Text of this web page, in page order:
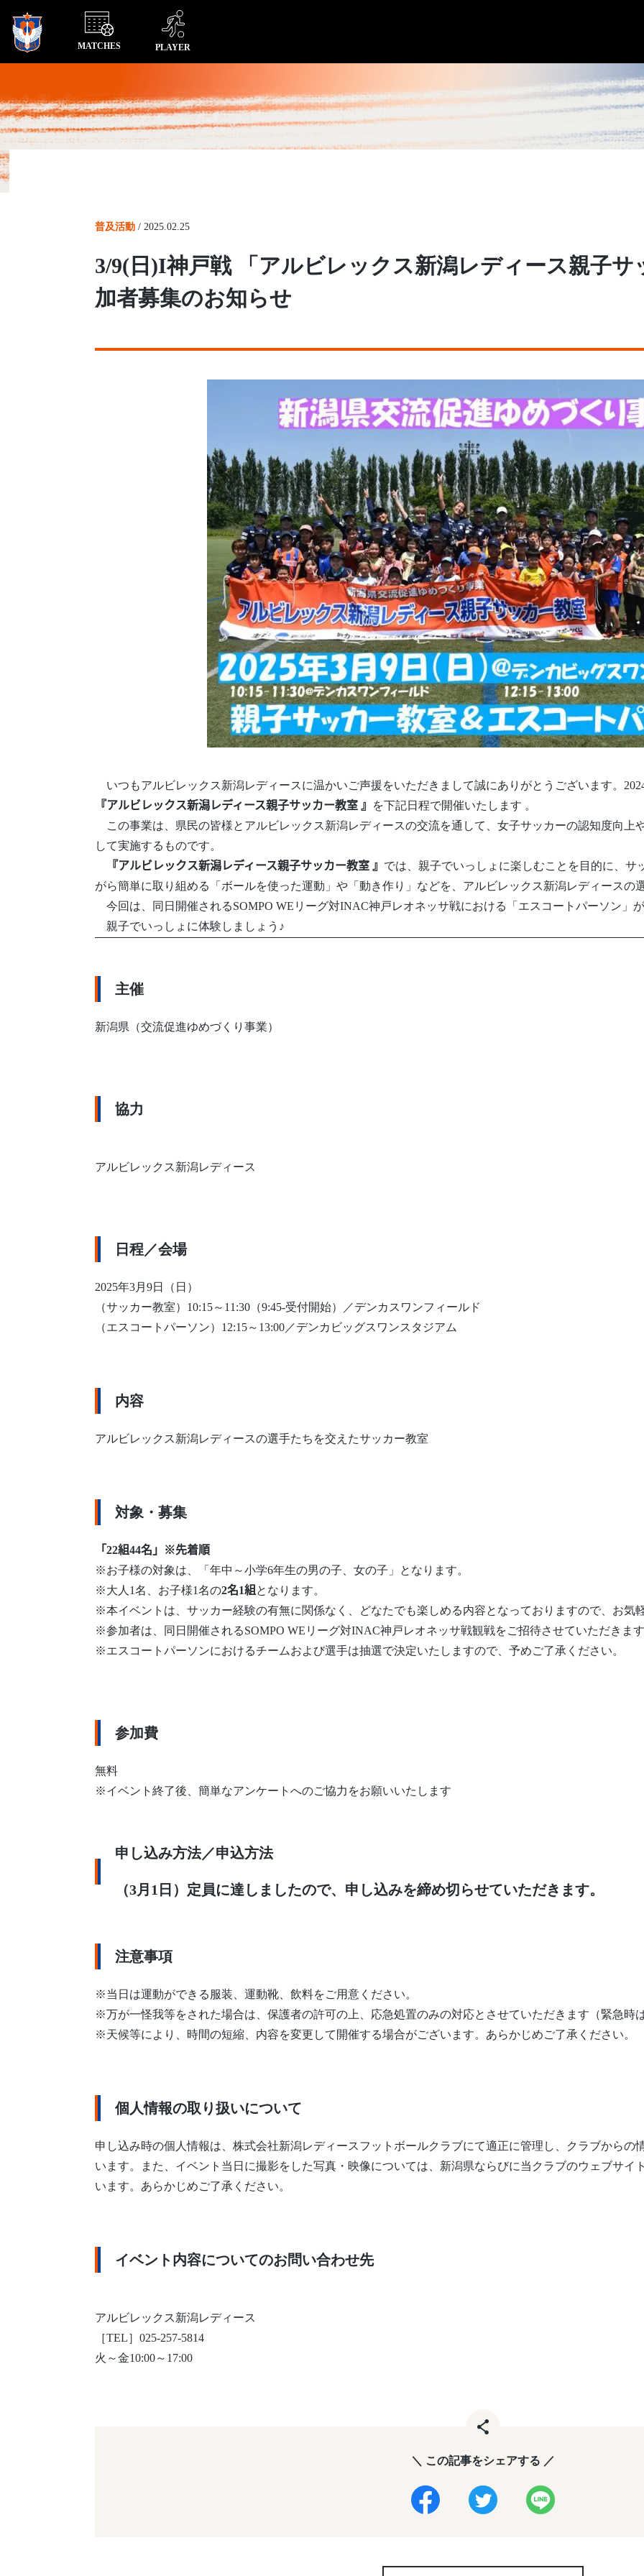
MATCHES PLAYER
普及活動 / 2025.02.25
3/9(日)I神戸戦 「アルビレックス新潟レディース親子サ
加者募集のお知らせ
いつもアルビレックス新潟レディースに温かいご声援をいただきまして誠にありがとうございます。
『アルビレックス新潟レディース親子サッカー教室 』
を下記日程で開催いたします 。
この事業は、県民の皆様とアルビレックス新潟レディースの交流を通して、女子サッカーの認知度向上
して実施するものです。
『アルビレックス新潟レディース親子サッカー教室 』 では、親子でいっしょに楽しむことを目的に、
がら簡単に取り組める「ボールを使った運動」や「動き作り」などを、アルビレックス新潟レディースの
今回は、同日開催されるSOMPO WEリーグ対INAC神戸レオネッサ戦における「エスコートパーソン」
親子でいっしょに体験しましょう♪
主催
新潟県（交流促進ゆめづくり事業）
協力
アルビレックス新潟レディース
日程／会場
2025年3月9日（日）
（サッカー教室）10:15～11:30（9:45-受付開始）／デンカスワンフィールド
（エスコートパーソン）12:15～13:00／デンカビッグスワンスタジアム
内容
アルビレックス新潟レディースの選手たちを交えたサッカー教室
対象・募集
「22組44名」※先着順
※お子様の対象は、「年中～小学6年生の男の子、女の子」となります。
※大人1名、お子様1名の2名1組となります。
※本イベントは、サッカー経験の有無に関係なく、どなたでも楽しめる内容となっておりますので、お気
※参加者は、同日開催されるSOMPO WEリーグ対INAC神戸レオネッサ戦観戦をご招待させていただきます
※エスコートパーソンにおけるチームおよび選手は抽選で決定いたしますので、予めご了承ください。
参加費
無料
※イベント終了後、簡単なアンケートへのご協力をお願いいたします
申し込み方法／申込方法
（3月1日）定員に達しましたので、申し込みを締め切らせていただきます。
注意事項
※当日は運動ができる服装、運動靴、飲料をご用意ください。
※万が一怪我等をされた場合は、保護者の許可の上、応急処置のみの対応とさせていただきます（緊急時
※天候等により、時間の短縮、内容を変更して開催する場合がございます。あらかじめご了承ください。
個 人情報の取り扱いについて
申し込み時の個人情報は、株式会社新潟レディースフットボールクラブにて適正に管理し、クラブからの
います。また、イベント当日に撮影をした写真・映像については、新潟県ならびに当クラブのウェブサイ
います。あらかじめご了承ください。
イベント内容についてのお問い合わせ先
アルビレックス新潟レディース
［TEL］025-257-5814
火～金10:00～17:00
＼ この記事をシェアする ／